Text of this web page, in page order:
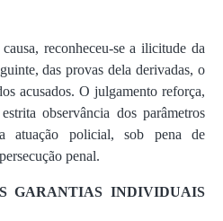
reconheceu-se a ilicitude da
das provas dela derivadas, o
acusados. O julgamento reforça,
observância dos parâmetros
atuação policial, sob pena de
penal.
GARANTIAS INDIVIDUAIS